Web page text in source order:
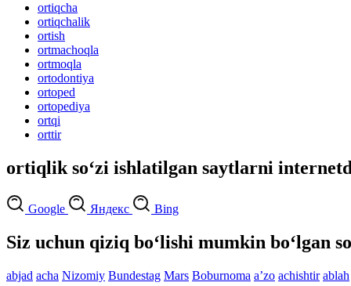
ortiqcha
ortiqchalik
ortish
ortmachoqla
ortmoqla
ortodontiya
ortoped
ortopediya
ortqi
orttir
ortiqlik so‘zi ishlatilgan saytlarni
Google Яндекс Bing
Siz uchun qiziq bo‘lishi mumkin bo‘lgan
abjad acha Nizomiy Bundestag Mars Boburnoma aʼzo achishtir ablah